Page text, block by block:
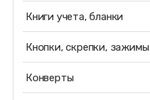
Книги учета, бланки
Кнопки, скрепки, зажимы
Конверты